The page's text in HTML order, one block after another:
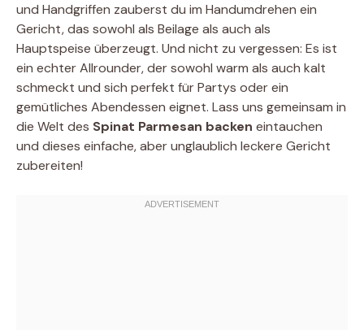
und Handgriffen zauberst du im Handumdrehen ein
Gericht, das sowohl als Beilage als auch als
Hauptspeise überzeugt. Und nicht zu vergessen: Es ist
ein echter Allrounder, der sowohl warm als auch kalt
schmeckt und sich perfekt für Partys oder ein
gemütliches Abendessen eignet. Lass uns gemeinsam in
die Welt des Spinat Parmesan backen eintauchen
und dieses einfache, aber unglaublich leckere Gericht
zubereiten!